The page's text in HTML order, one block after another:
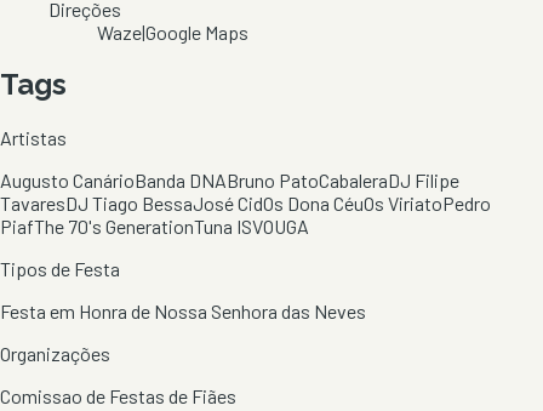
Direções
Waze|Google Maps
Tags
Artistas
Augusto CanárioBanda DNABruno PatoCabaleraDJ Filipe
TavaresDJ Tiago BessaJosé CidOs Dona CéuOs ViriatoPedro
PiafThe 70's GenerationTuna ISVOUGA
Tipos de Festa
Festa em Honra de Nossa Senhora das Neves
Organizações
Comissao de Festas de Fiães